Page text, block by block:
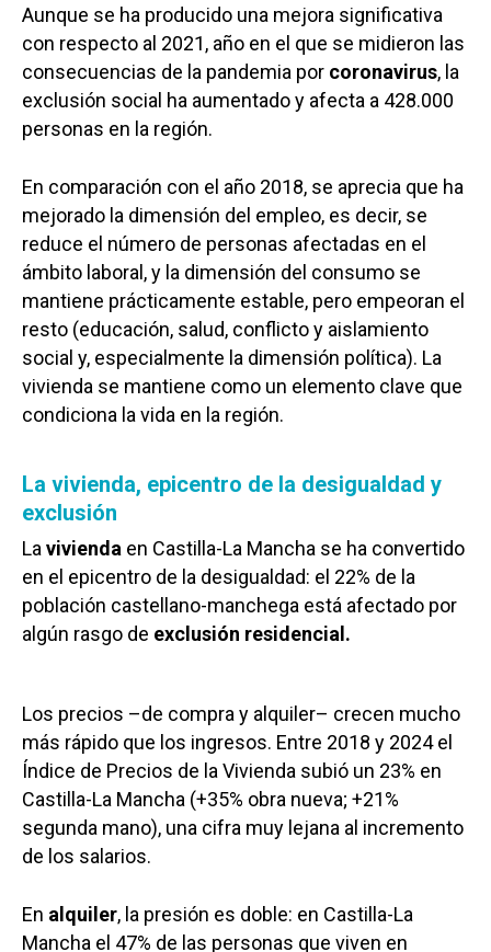
Aunque se ha producido una mejora significativa
con respecto al 2021, año en el que se midieron las
consecuencias de la pandemia por coronavirus, la
exclusión social ha aumentado y afecta a 428.000
personas en la región.
En comparación con el año 2018, se aprecia que ha
mejorado la dimensión del empleo, es decir, se
reduce el número de personas afectadas en el
ámbito laboral, y la dimensión del consumo se
mantiene prácticamente estable, pero empeoran el
resto (educación, salud, conflicto y aislamiento
social y, especialmente la dimensión política). La
vivienda se mantiene como un elemento clave que
condiciona la vida en la región.
La vivienda, epicentro de la desigualdad y
exclusión
La vivienda en Castilla-La Mancha se ha convertido
en el epicentro de la desigualdad: el 22% de la
población castellano-manchega está afectado por
algún rasgo de exclusión residencial.
Los precios –de compra y alquiler– crecen mucho
más rápido que los ingresos. Entre 2018 y 2024 el
Índice de Precios de la Vivienda subió un 23% en
Castilla-La Mancha (+35% obra nueva; +21%
segunda mano), una cifra muy lejana al incremento
de los salarios.
En alquiler, la presión es doble: en Castilla-La
Mancha el 47% de las personas que viven en